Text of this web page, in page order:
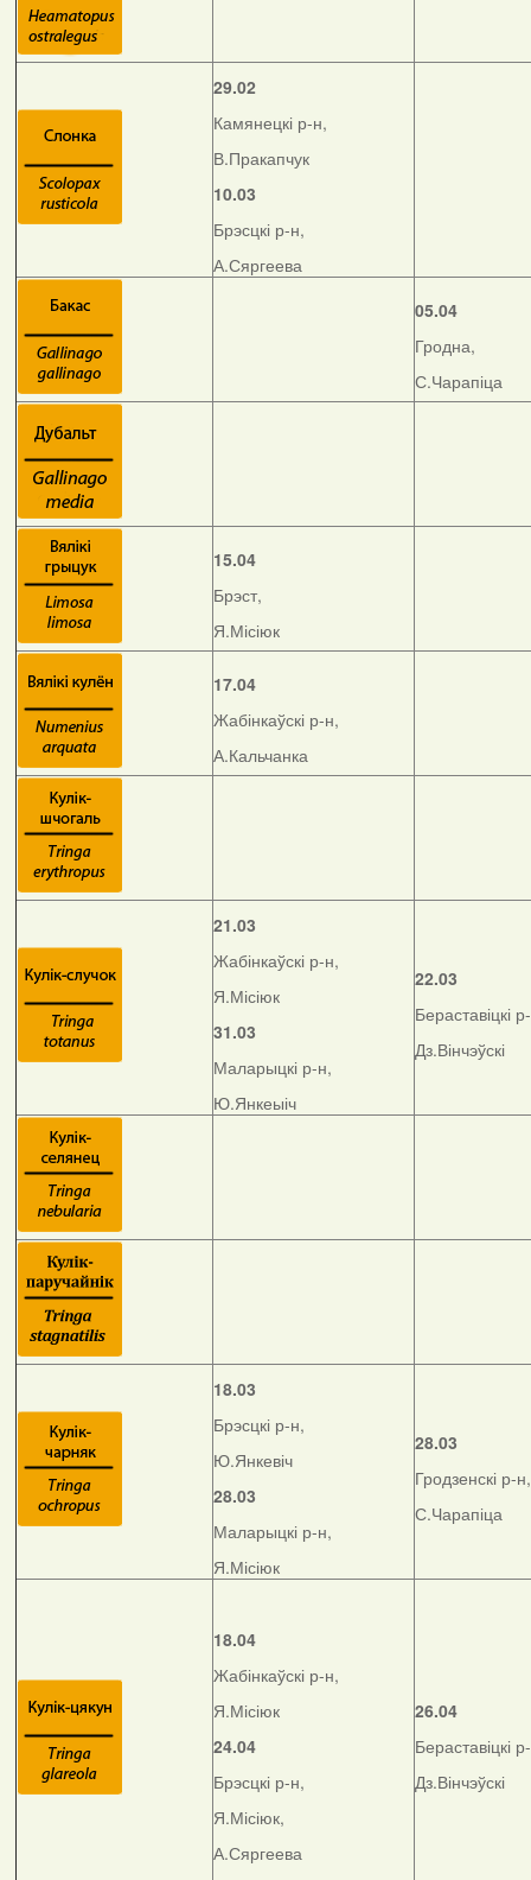
29.02
Камянецкі р-н,
В.Пракапчук
10.03
Брэсцкі р-н,
А.Сяргеева
05.04
Гродна,
С.Чарапіца
15.04
Брэст,
Я.Місіюк
17.04
Жабінкаўскі р-н,
А.Кальчанка
21.03
Жабінкаўскі р-н,
Я.Місіюк
31.03
Маларыцкі р-н,
Ю.Янкеыіч
22.03
Бераставіцкі
Дз.Вінчэўскі
18.03
Брэсцкі р-н,
Ю.Янкевіч
28.03
Маларыцкі р-н,
Я.Місіюк
28.03
Гродзенскі р-н,
С.Чарапіца
18.04
Жабінкаўскі р-н,
Я.Місіюк
24.04
Брэсцкі р-н,
Я.Місіюк,
А.Сяргеева
26.04
Бераставіцкі
Дз.Вінчэўскі